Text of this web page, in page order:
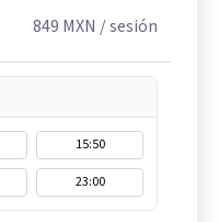
849 MXN / sesión
15:50
23:00